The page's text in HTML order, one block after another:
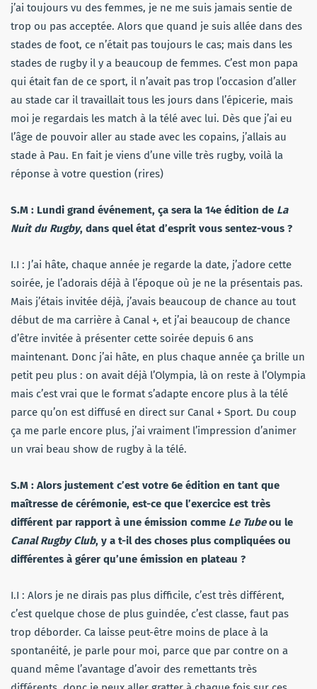
j’ai toujours vu des femmes, je ne me suis jamais sentie de
trop ou pas acceptée. Alors que quand je suis allée dans des
stades de foot, ce n’était pas toujours le cas; mais dans les
stades de rugby il y a beaucoup de femmes. C’est mon papa
qui était fan de ce sport, il n’avait pas trop l’occasion d’aller
au stade car il travaillait tous les jours dans l’épicerie, mais
moi je regardais les match à la télé avec lui. Dès que j’ai eu
l’âge de pouvoir aller au stade avec les copains, j’allais au
stade à Pau. En fait je viens d’une ville très rugby, voilà la
réponse à votre question (rires)
S.M : Lundi grand événement, ça sera la 14e édition de La
Nuit du Rugby, dans quel état d’esprit vous sentez-vous ?
I.I : J’ai hâte, chaque année je regarde la date, j’adore cette
soirée, je l’adorais déjà à l’époque où je ne la présentais pas.
Mais j’étais invitée déjà, j’avais beaucoup de chance au tout
début de ma carrière à Canal +, et j’ai beaucoup de chance
d’être invitée à présenter cette soirée depuis 6 ans
maintenant. Donc j’ai hâte, en plus chaque année ça brille un
petit peu plus : on avait déjà l’Olympia, là on reste à l’Olympia
mais c’est vrai que le format s’adapte encore plus à la télé
parce qu’on est diffusé en direct sur Canal + Sport. Du coup
ça me parle encore plus, j’ai vraiment l’impression d’animer
un vrai beau show de rugby à la télé.
S.M : Alors justement c’est votre 6e édition en tant que
maîtresse de cérémonie, est-ce que l’exercice est très
différent par rapport à une émission comme Le Tubeou le
Canal Rugby Club, y a t-il des choses plus compliquées ou
différentes à gérer qu’une émission en plateau ?
I.I : Alors je ne dirais pas plus difficile, c’est très différent,
c’est quelque chose de plus guindée, c’est classe, faut pas
trop déborder. Ca laisse peut-être moins de place à la
spontanéité, je parle pour moi, parce que par contre on a
quand même l’avantage d’avoir des remettants très